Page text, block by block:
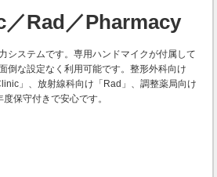
Rad／Pharmacy
システムです。専用ハンドマイクが付属して
倒な設定なく利用可能です。整形外科向け
」、放射線科向け「Rad」、調整薬局向け
保守付きで安心です。